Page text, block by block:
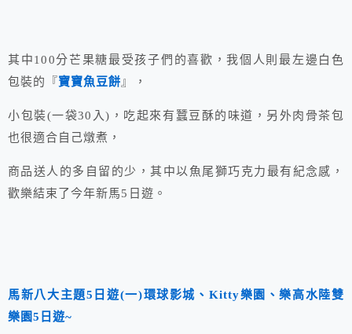
其中100分芒果糖最受孩子們的喜歡，我個人則最左邊白色
包裝的『寶寶魚豆餅』，
小包裝(一袋30入)，吃起來有蠶豆酥的味道，另外肉骨茶包
也很適合自己燉煮，
商品送人的多自留的少，其中以魚尾獅巧克力最有紀念感，
歡樂結束了今年新馬5日遊。
馬新八大主題5日遊(一)環球影城、Kitty樂園、樂高水陸雙
樂園5日遊~